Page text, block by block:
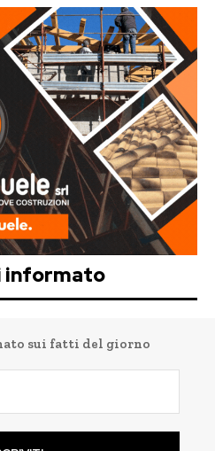
informato
sui fatti del giorno